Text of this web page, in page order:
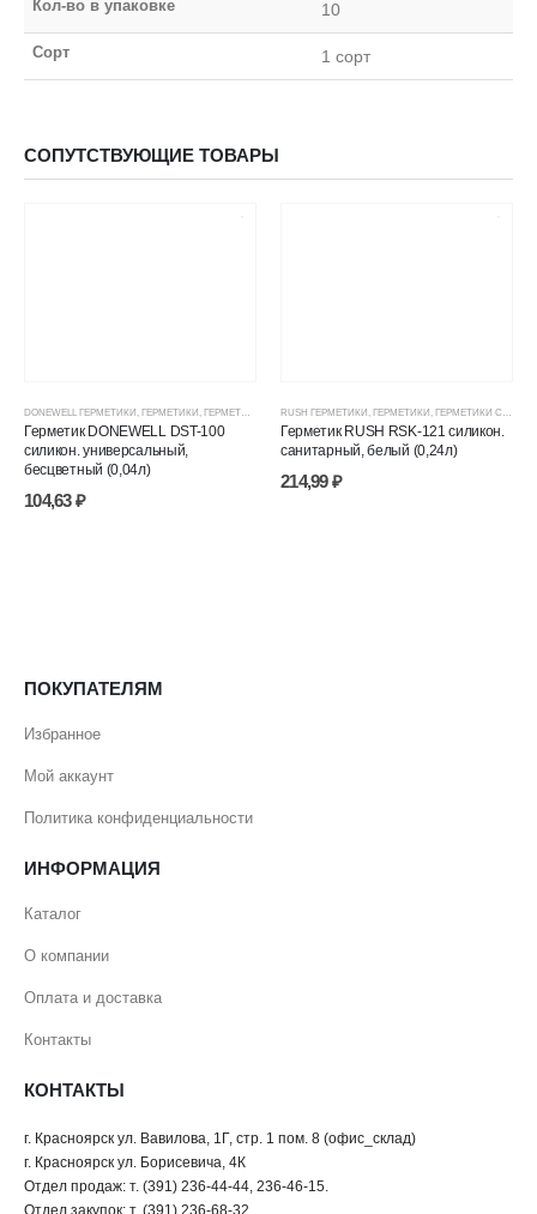
Кол-во в упаковке 10
Сорт 1 сорт
СОПУТСТВУЮЩИЕ ТОВАРЫ
DONEWELL ГЕРМЕТИКИ, ГЕРМЕТИКИ, ГЕРМЕТИКИ СИЛИКОНОВЫЕ ,ГЕРМЕТИКИ, КЛЕИ, ПЕНЫ,ЦЕНОВЫЕ
Герметик DONEWELL DST-100
силикон. универсальный,
бесцветный (0,04л)
104,63₽
RUSH ГЕРМЕТИКИ, ГЕРМЕТИКИ, ГЕРМЕТИКИ СИЛИКОНОВЫЕ
Герметик RUSH RSK-121 силикон.
санитарный, белый (0,24л)
214,99₽
ПОКУПАТЕЛЯМ
Избранное
Мой аккаунт
Политика конфиденциальности
ИНФОРМАЦИЯ
Каталог
О компании
Оплата и доставка
Контакты
КОНТАКТЫ
г. Красноярск ул. Вавилова, 1Г, стр. 1 пом. 8 (офис_склад)
г. Красноярск ул. Борисевича, 4К
Отдел продаж: т. (391) 236-44-44, 236-46-15.
Отдел закупок: т. (391) 236-68-32.